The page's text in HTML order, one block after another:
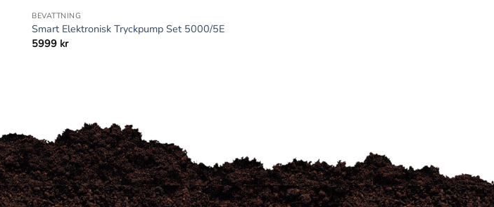
BEVATTNING
Smart Elektronisk Tryckpump Set 5000/5E
5999 kr